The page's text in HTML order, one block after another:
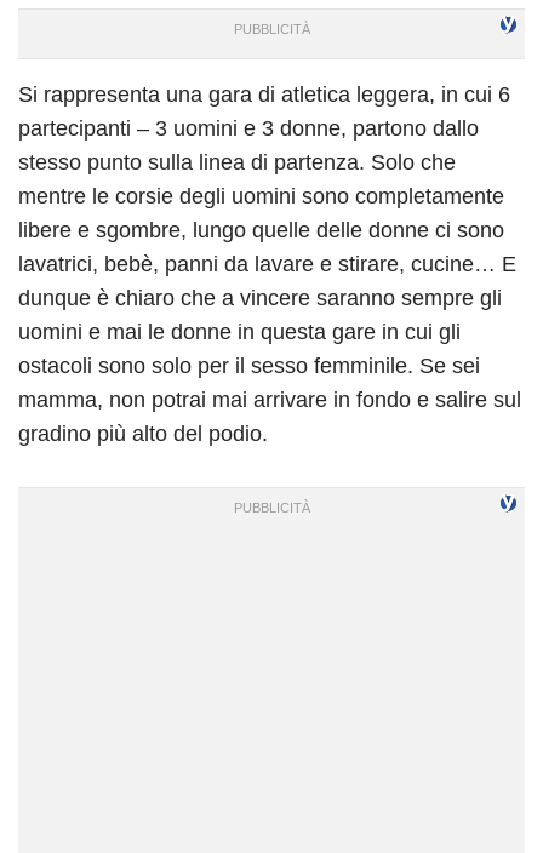
Si rappresenta una gara di atletica leggera, in cui 6
partecipanti – 3 uomini e 3 donne, partono dallo
stesso punto sulla linea di partenza. Solo che
mentre le corsie degli uomini sono completamente
libere e sgombre, lungo quelle delle donne ci sono
lavatrici, bebè, panni da lavare e stirare, cucine… E
dunque è chiaro che a vincere saranno sempre gli
uomini e mai le donne in questa gare in cui gli
ostacoli sono solo per il sesso femminile. Se sei
mamma, non potrai mai arrivare in fondo e salire sul
gradino più alto del podio.